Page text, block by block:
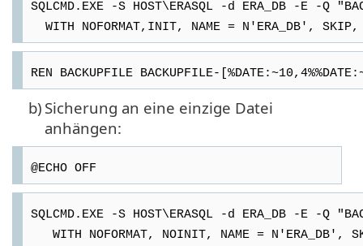
SQLCMD.EXE -S HOST\ERASQL -d ERA_DB -E -Q
WITH NOFORMAT,INIT, NAME = N'ERA_DB', SKIP,
REN BACKUPFILE BACKUPFILE-
b) Sicherung an eine einzige Datei
anhängen:
@ECHO OFF
SQLCMD.EXE -S HOST\ERASQL -d ERA_DB -E -Q
WITH NOFORMAT, NOINIT, NAME = N'ERA_DB',